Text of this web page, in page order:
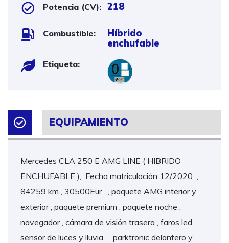
Potencia (CV): 218
Combustible:
Híbrido
enchufable
Etiqueta:
EQUIPAMIENTO
Mercedes CLA 250 E AMG LINE ( HIBRIDO
ENCHUFABLE ), Fecha matriculación 12/2020 ,
84259 km , 30500Eur , paquete AMG interior y
exterior , paquete premium , paquete noche ,
navegador , cámara de visión trasera , faros led ,
sensor de luces y lluvia , parktronic delantero y